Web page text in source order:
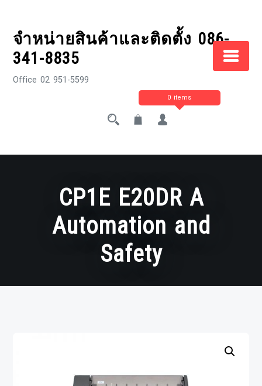
contentจำหน่ายสินค้าและติดตั้ง 086-
341-8835
Office 02 951-5599
0 items
CP1E E20DR A
Automation and
Safety